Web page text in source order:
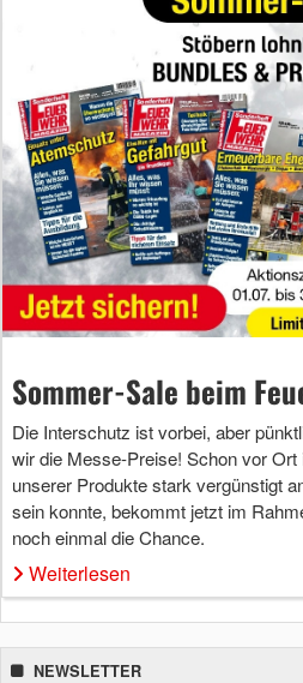
Sommer-Sale beim
Die Interschutz ist vorbei, aber
wir die Messe-Preise! Schon vor
unserer Produkte stark vergünstigt
sein konnte, bekommt jetzt im
noch einmal die Chance.
Weiterlesen
NEWSLETTER